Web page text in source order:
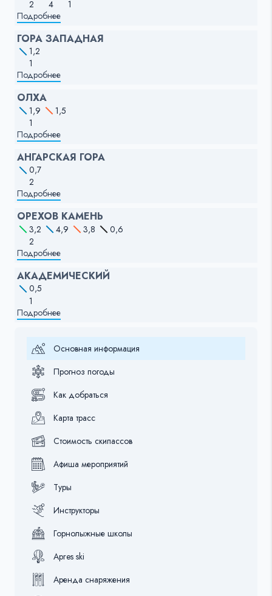
2 4
1
Подробнее
ГОРА ЗАПАДНАЯ
1,2
1
Подробнее
ОЛХА
1,9
1,5
1
Подробнее
АНГАРСКАЯ ГОРА
0,7
2
Подробнее
ОРЕХОВ КАМЕНЬ
3,2 4,9 3,8
0,6
2
Подробнее
АКАДЕМИЧЕСКИЙ
0,5
1
Подробнее
Основная информация
Прогноз погоды
Как добраться
Карта трасс
Стоимость скипассов
Афиша мероприятий
Туры
Инструкторы
Горнолыжные школы
Apres ski
Аренда снаряжения